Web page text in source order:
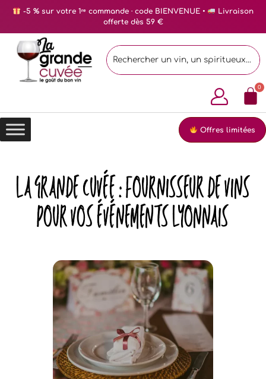
-5 % sur votre 1ʳᵉ commande · code BIENVENUE •
Livraison
offerte dès 59 €
Offres limitées
LA GRANDE CUVÉE : FOURNISSEUR DE VINS
POUR VOS ÉVÉNEMENTS LYONNAIS